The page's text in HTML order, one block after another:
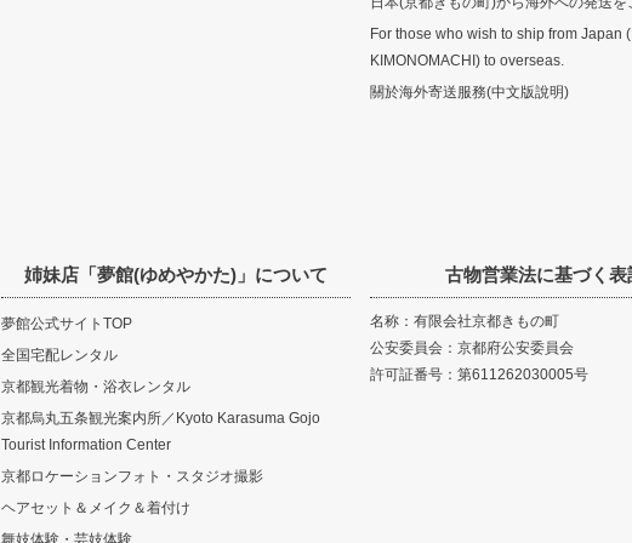
For those who wish to ship from Japan
KIMONOMACHI) to overseas.
關於海外寄送服務(中文版說明)
姉妹店「夢館(ゆめやかた)」について
夢館公式サイトTOP
全国宅配レンタル
京都観光着物・浴衣レンタル
京都烏丸五条観光案内所／Kyoto Karasuma Gojo
Tourist Information Center
京都ロケーションフォト・スタジオ撮影
ヘアセット＆メイク＆着付け
舞妓体験・芸妓体験
古物営業法に基づく表
名称：有限会社京都きもの町
公安委員会：京都府公安委員会
許可証番号：第611262030005号